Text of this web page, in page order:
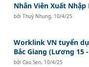
Nhân Viên Xuất Nhập
bởiThuỳ Nhung, 10/4/25
Worklink VN tuyển
Bắc Giang (Lương 15
bởiCao Sen, 10/4/25